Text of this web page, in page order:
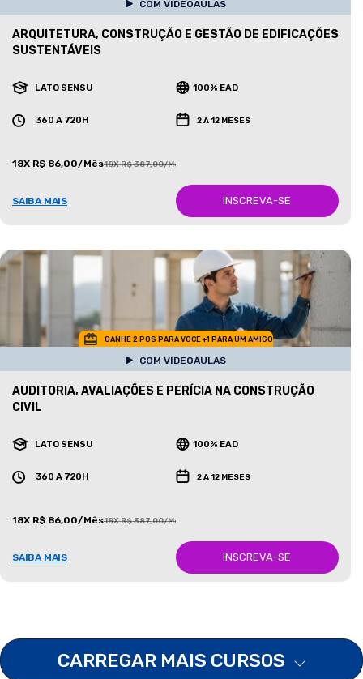
COM VIDEOAULAS
ARQUITETURA, CONSTRUÇÃO E GESTÃO DE EDIFICAÇÕES
SUSTENTÁVEIS
LATO SENSU 100% EAD
360 A 720H 2 A 12 MESES
18X R$ 86,00/Mês18X R$ 387,00/Mês
SAIBA MAIS INSCREVA-SE
GANHE 2 POS PARA VOCE +1 PARA UM AMIGO
COM VIDEOAULAS
AUDITORIA, AVALIAÇÕES E PERÍCIA NA CONSTRUÇÃO
CIVIL
LATO SENSU 100% EAD
360 A 720H 2 A 12 MESES
18X R$ 86,00/Mês18X R$ 387,00/Mês
SAIBA MAIS INSCREVA-SE
CARREGAR MAIS CURSOS